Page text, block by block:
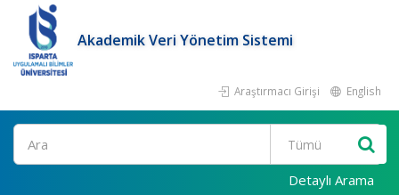
Akademik Veri Yönetim Sistemi
Araştırmacı Girişi English
Ara
Detaylı Arama